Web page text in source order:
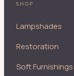
SHOP
Lampshades
Restoration
Soft Furnishings